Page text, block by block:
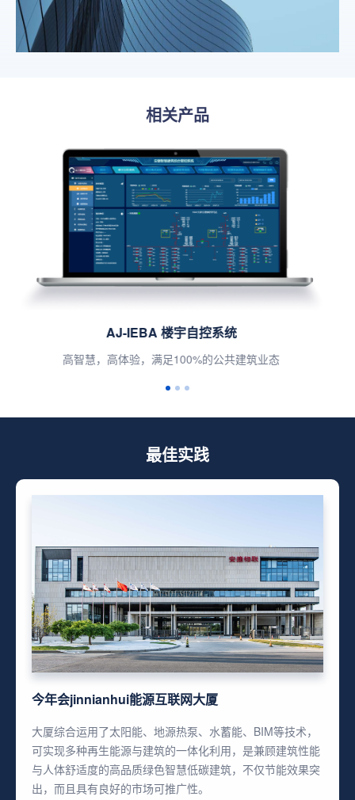
相关产品
AJ-IEMS 智慧能源管理系统
“能算一体化”，全面覆盖企业多种能源
最佳实践
今年会jinnianhui能源互联网大厦
大厦综合运用了太阳能、地源热泵、水蓄能、BIM等技术，
可实现多种再生能源与建筑的一体化利用，是兼顾建筑性能
与人体舒适度的高品质绿色智慧低碳建筑，不仅节能效果突
出，而且具有良好的市场可推广性。